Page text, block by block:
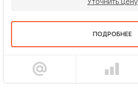
ПОДРОБНЕЕ